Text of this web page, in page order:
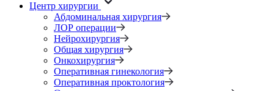
Центр хирургии
Абдоминальная хирургия
ЛОР операции
Нейрохирургия
Общая хирургия
Онкохирургия
Оперативная гинекология
Оперативная проктология